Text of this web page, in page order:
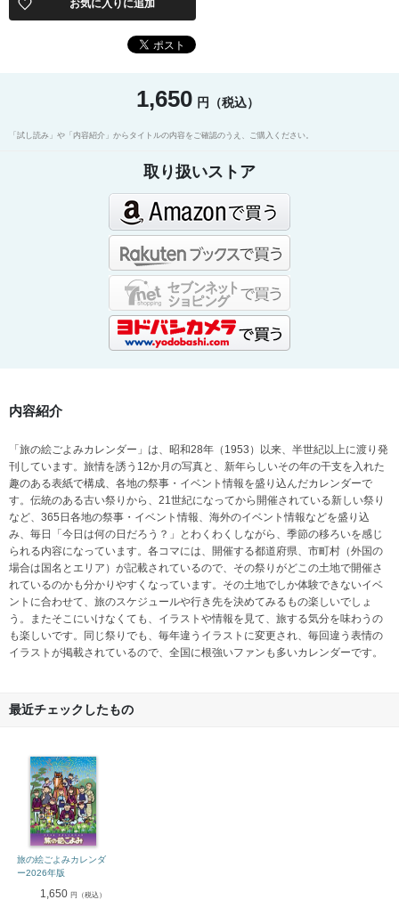
お気に入りに追加
1,650 円（税込）
「試し読み」や「内容紹介」からタイトルの内容をご確認のうえ、ご購入ください。
取り扱いストア
内容紹介
「旅の絵ごよみカレンダー」は、昭和28年（1953）以来、半世紀以上に渡り発
刊しています。旅情を誘う12か月の写真と、新年らしいその年の干支を入れた
趣のある表紙で構成、各地の祭事・イベント情報を盛り込んだカレンダーで
す。伝統のある古い祭りから、21世紀になってから開催されている新しい祭り
など、365日各地の祭事・イベント情報、海外のイベント情報などを盛り込
み、毎日「今日は何の日だろう？」とわくわくしながら、季節の移ろいを感じ
られる内容になっています。各コマには、開催する都道府県、市町村（外国の
場合は国名とエリア）が記載されているので、その祭りがどこの土地で開催さ
れているのかも分かりやすくなっています。その土地でしか体験できないイベ
ントに合わせて、旅のスケジュールや行き先を決めてみるもの楽しいでしょ
う。またそこにいけなくても、イラストや情報を見て、旅する気分を味わうの
も楽しいです。同じ祭りでも、毎年違うイラストに変更され、毎回違う表情の
イラストが掲載されているので、全国に根強いファンも多いカレンダーです。
最近チェックしたもの
旅の絵ごよみカレンダ
ー2026年版
1,650円（税込）